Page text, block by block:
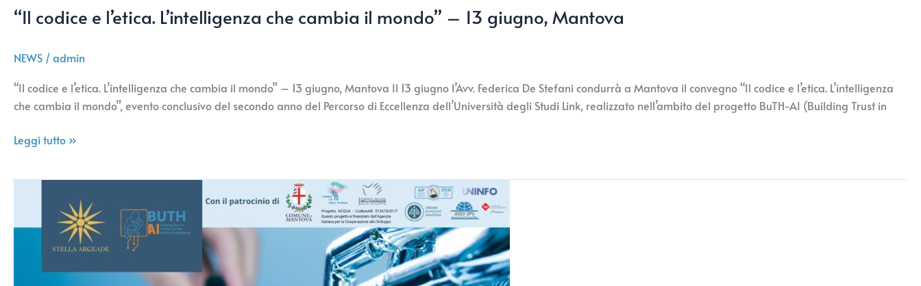
“Il codice e l’etica. L’intelligenza che cambia il mondo” – 13 giugno, Mantova
NEWS / admin
“Il codice e l’etica. L’intelligenza che cambia il mondo” – 13 giugno, Mantova Il 13 giugno l’Avv. Federica De Stefani condurrà a Mantova il convegno “Il codice e l’etica. L’intelligenza
che cambia il mondo”, evento conclusivo del secondo anno del Percorso di Eccellenza dell’Università degli Studi Link, realizzato nell’ambito del progetto BuTH-AI (Building Trust in
Leggi tutto »
artificiale
e